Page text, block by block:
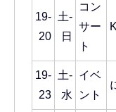
19-
20
土-
日
コン
サー
ト
19-
23
土-
水
イベ
ント